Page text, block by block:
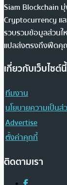
Siam Blockchain
Cryptocurrency แล
รวบรวมข้อมูลส่วนใ
แปลส่งตรงถึงฟีด
เกี่ยวกับเว็บไซต์นี้
ทีมงาน
นโยบายความเป็นส่
Advertise
ตั้งค่าคุกกี้
ติดตามเรา